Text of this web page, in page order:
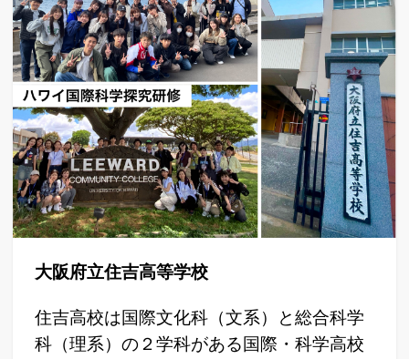
大阪府立住吉高等学校
住吉高校は国際文化科（文系）と総合科学
科（理系）の２学科がある国際・科学高校